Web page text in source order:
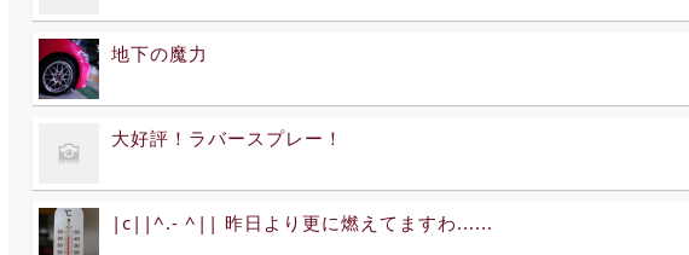
地下の魔力
大好評！ラバースプレー！
|c||^.- ^|| 昨日より更に燃えてますわ......